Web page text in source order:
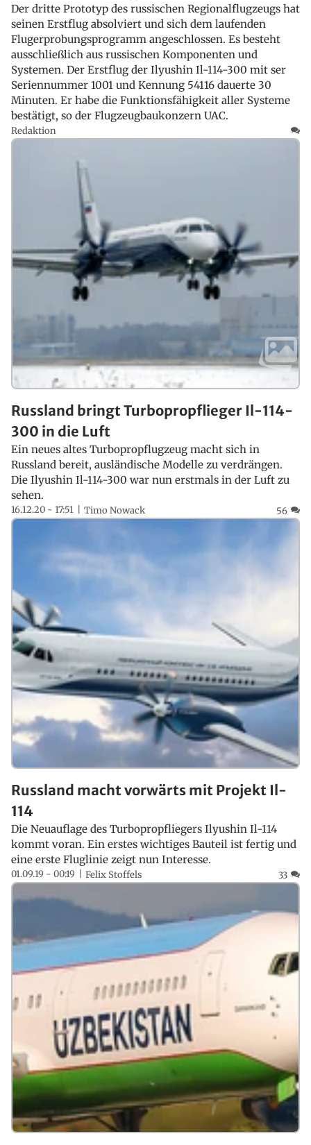
Der dritte Prototyp des russischen Regionalflugzeugs hat
seinen Erstflug absolviert und sich dem laufenden
Flugerprobungsprogramm angeschlossen. Es besteht
ausschließlich aus russischen Komponenten und
Systemen. Der Erstflug der Ilyushin Il-114-300 mit ser
Seriennummer 1001 und Kennung 54116 dauerte 30
Minuten. Er habe die Funktionsfähigkeit aller Systeme
bestätigt, so der Flugzeugbaukonzern UAC.
Redaktion
Russland bringt Turbopropflieger Il-114-
300 in die Luft
Ein neues altes Turbopropflugzeug macht sich in
Russland bereit, ausländische Modelle zu verdrängen.
Die Ilyushin Il-114-300 war nun erstmals in der Luft zu
sehen.
16.12.20 - 17:51 Timo Nowack 56
Russland macht vorwärts mit Projekt Il-
114
Die Neuauflage des Turbopropfliegers Ilyushin Il-114
kommt voran. Ein erstes wichtiges Bauteil ist fertig und
eine erste Fluglinie zeigt nun Interesse.
01.09.19 - 00:19 Felix Stoffels 33